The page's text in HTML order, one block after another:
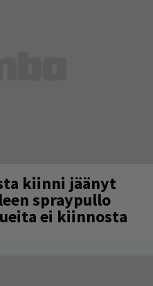
kiinni jäänyt
spraypullo
ei kiinnosta